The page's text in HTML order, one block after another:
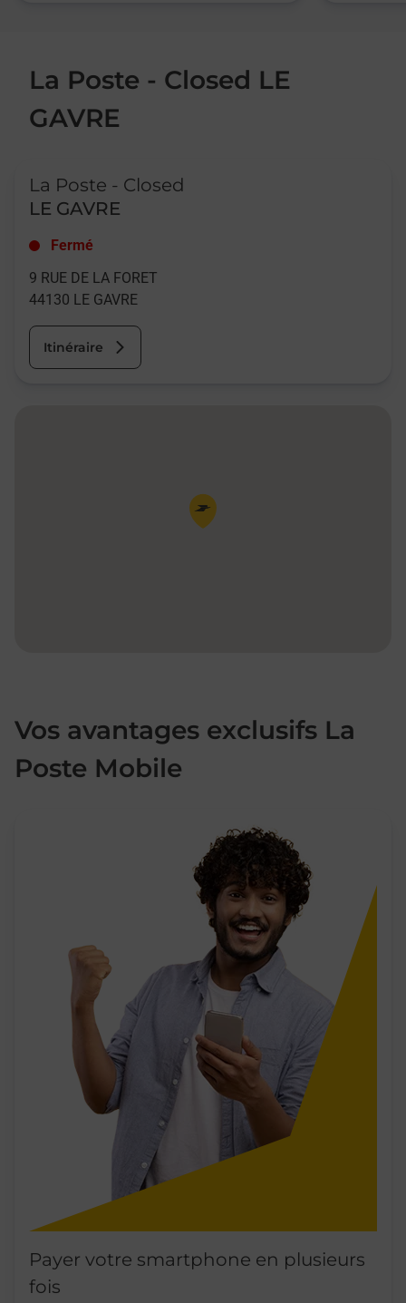
La Poste - Closed LE
GAVRE
La Poste - Closed
LE GAVRE
Fermé
9 RUE DE LA FORET
44130 LE GAVRE
Itinéraire
Pin de la carte
Vos avantages exclusifs La
Poste Mobile
Payer votre smartphone en plusieurs
fois